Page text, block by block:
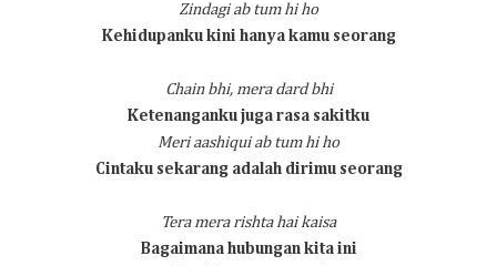
Zindagi ab tum hi ho
Kehidupanku kini hanya kamu seorang
Chain bhi, mera dard bhi
Ketenanganku juga rasa sakitku
Meri aashiqui ab tum hi ho
Cintaku sekarang adalah dirimu seorang
Tera mera rishta hai kaisa
Bagaimana hubungan kita ini